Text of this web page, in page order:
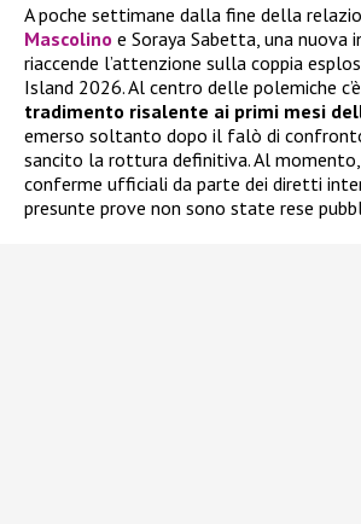
A poche settimane dalla fine della
Mascolino e Soraya Sabetta, una nuova
riaccende l’attenzione sulla coppia
Island 2026. Al centro delle polemiche
tradimento risalente ai primi mesi
emerso soltanto dopo il falò di
sancito la rottura definitiva. Al
conferme ufficiali da parte dei diretti
presunte prove non sono state rese